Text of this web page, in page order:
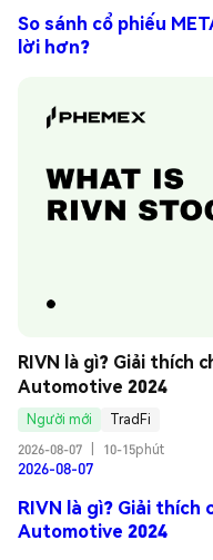
So sánh cổ phiếu
lời hơn?
RIVN là gì? Giải thích
Automotive 2024
Người mới
TradFi
2026-08-07
10-15phút
2026-08-07
RIVN là gì? Giải thích
Automotive 2024